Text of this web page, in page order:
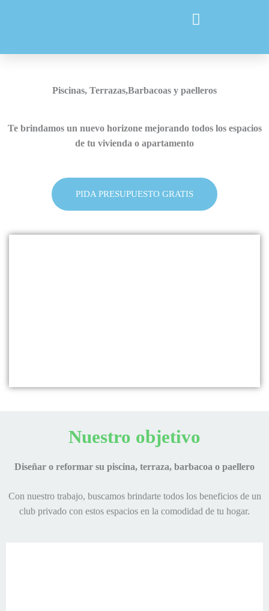
Piscinas, Terrazas,Barbacoas y paelleros
Te brindamos un nuevo horizone mejorando todos los espacios
de tu vivienda o apartamento
PIDA PRESUPUESTO GRATIS
Nuestro objetivo
Diseñar o reformar su piscina, terraza, barbacoa o paellero
Con nuestro trabajo, buscamos brindarte todos los beneficios de un
club privado con estos espacios en la comodidad de tu hogar.